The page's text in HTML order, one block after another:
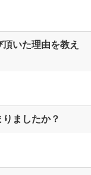
いた理由を教え
ましたか？